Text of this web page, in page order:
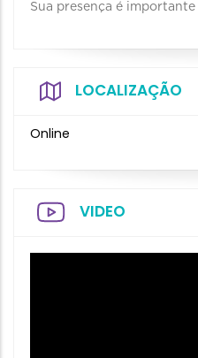
Sua presença é
LOCALIZAÇÃO
Online
VIDEO